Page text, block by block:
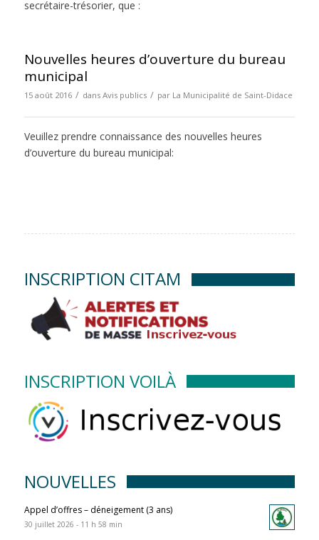
secrétaire-trésorier, que :
Nouvelles heures d’ouverture du bureau
municipal
15 août 2016 / dans Avis publics / par La Municipalité de Saint-Didace
Veuillez prendre connaissance des nouvelles heures
d’ouverture du bureau municipal:
INSCRIPTION CITAM
INSCRIPTION VOILÀ
NOUVELLES
Appel d’offres – déneigement (3 ans)
30 juillet 2026 - 11 h 58 min